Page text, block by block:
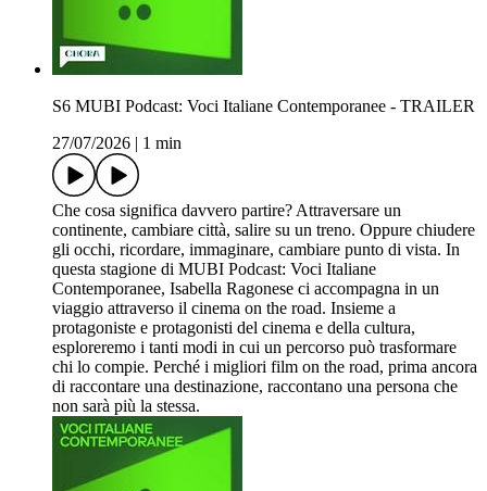
S6 MUBI Podcast: Voci Italiane Contemporanee - TRAILER
27/07/2026
1 min
Che cosa significa davvero partire? Attraversare un
continente, cambiare città, salire su un treno. Oppure chiudere
gli occhi, ricordare, immaginare, cambiare punto di vista. In
questa stagione di MUBI Podcast: Voci Italiane
Contemporanee, Isabella Ragonese ci accompagna in un
viaggio attraverso il cinema on the road. Insieme a
protagoniste e protagonisti del cinema e della cultura,
esploreremo i tanti modi in cui un percorso può trasformare
chi lo compie. Perché i migliori film on the road, prima ancora
di raccontare una destinazione, raccontano una persona che
non sarà più la stessa.